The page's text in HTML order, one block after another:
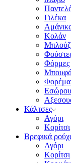
Γιλέκα
Κολάν
Φόρμες
Κάλτσες
Αγόρι
Κορίτσι
Βρεφικά
Αγόρι
Κορίτσι